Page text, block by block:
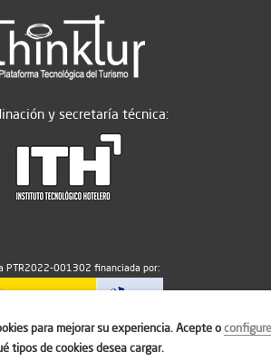
y secretaría técnica:
PTR2022-001302 financiada por:
AEI/10.13039/501100011033
para mejorar su experiencia. Acepte oconfigure
tipos de cookies desea cargar.